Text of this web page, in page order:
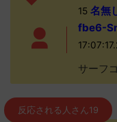
15名無
fbe6-
サーフ
反応される人さん19